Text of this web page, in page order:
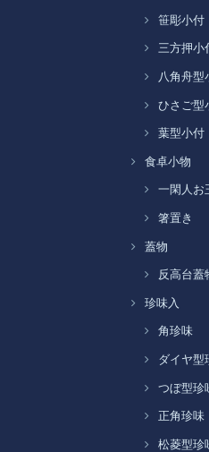
笹彫小付
三方押小
八角舟型
ひさご型
葉型小付
食卓小物
一閑人お
箸置き
蓋物
反高台蓋
珍味入
角珍味
ダイヤ型
つぼ型珍
正角珍味
松菱型珍